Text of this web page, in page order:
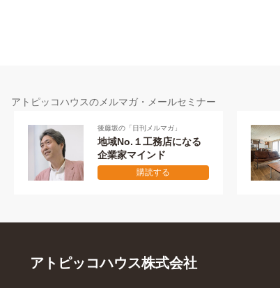
アトピッコハウスのメルマガ・メールセミナー
後藤坂の「日刊メルマガ」
地域No.１工務店になる
企業家マインド
購読する
アトピッコハウス株式会社